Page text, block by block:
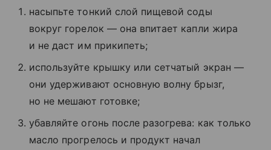
насыпьте тонкий слой пищевой соды
вокруг горелок — она впитает капли жира
и не даст им прикипеть;
используйте крышку или сетчатый экран —
они удерживают основную волну брызг,
но не мешают готовке;
убавляйте огонь после разогрева: как только
масло прогрелось и продукт начал